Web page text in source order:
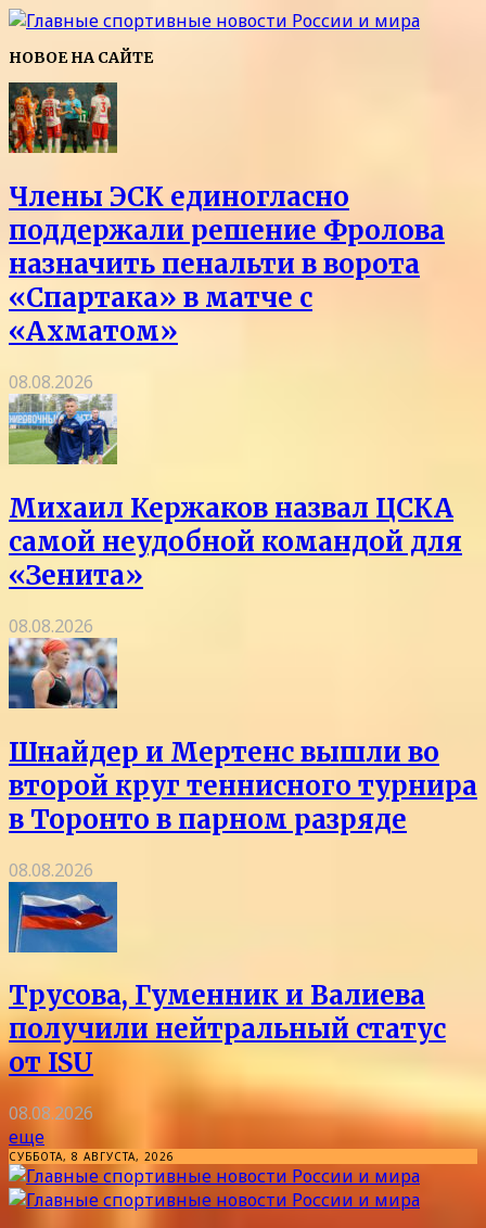
НОВОЕ НА САЙТЕ
Члены ЭСК единогласно
поддержали решение Фролова
назначить пенальти в ворота
«Спартака» в матче с
«Ахматом»
08.08.2026
Михаил Кержаков назвал ЦСКА
самой неудобной командой для
«Зенита»
08.08.2026
Шнайдер и Мертенс вышли во
второй круг теннисного турнира
в Торонто в парном разряде
08.08.2026
Трусова, Гуменник и Валиева
получили нейтральный статус
от ISU
08.08.2026
еще
СУББОТА, 8 АВГУСТА, 2026